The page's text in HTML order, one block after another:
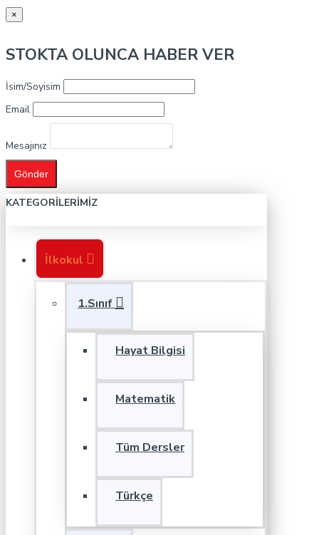
×
STOKTA OLUNCA HABER VER
İsim/Soyisim
Email
Mesajınız
Gönder
KATEGORILERIMIZ
İlkokul
1.Sınıf
Hayat Bilgisi
Matematik
Tüm Dersler
Türkçe